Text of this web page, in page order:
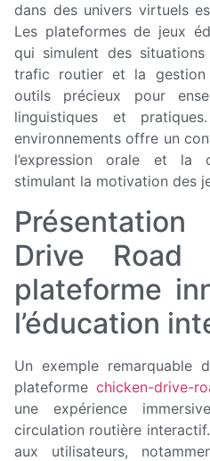
dans des univers virtuels
Les plateformes de jeux
qui simulent des
trafic routier et la gestion
outils précieux pour
linguistiques et
environnements offre un
l’expression orale et la
stimulant la motivation des
Drive
plateforme
l’éducation
Un exemple remarquable
plateforme chicken-drive-
une expérience
circulation routière
aux utilisateurs,